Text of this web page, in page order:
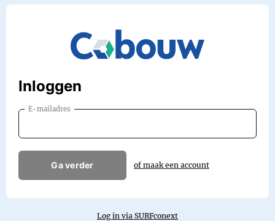
Inloggen
E-mailadres
Ga verder of maak een account
Log in via SURFconext